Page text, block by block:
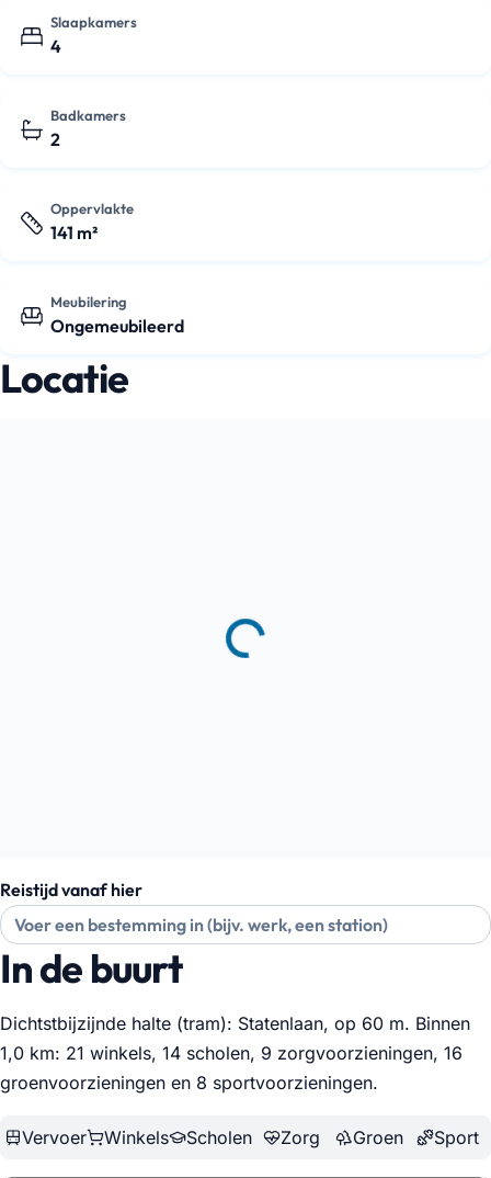
Slaapkamers
4
Badkamers
2
Oppervlakte
141 m²
Meubilering
Ongemeubileerd
Locatie
Reistijd vanaf hier
In de buurt
Dichtstbijzijnde halte (tram): Statenlaan, op 60 m. Binnen
1,0 km: 21 winkels, 14 scholen, 9 zorgvoorzieningen, 16
groenvoorzieningen en 8 sportvoorzieningen.
Vervoer Winkels Scholen Zorg Groen Sport